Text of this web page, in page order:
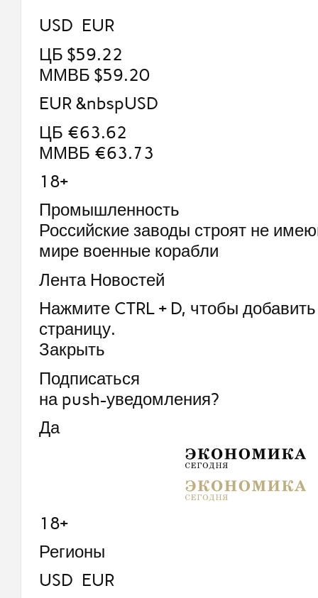
USD EUR
ЦБ $59.22
ММВБ $59.20
EUR &nbspUSD
ЦБ €63.62
ММВБ €63.73
18+
Промышленность
Российские заводы строят не
мире военные корабли
Лента Новостей
Нажмите CTRL + D, чтобы добавить
страницу.
Закрыть
Подписаться
на push-уведомления?
Да
18+
Регионы
USD EUR